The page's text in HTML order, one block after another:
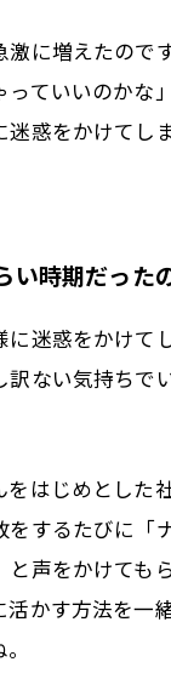
激に増えたので
っていいのかな
迷惑をかけてし
い時期だった
に迷惑をかけて
訳ない気持ちで
をはじめとした
をするたびに「
と声をかけても
活かす方法を一